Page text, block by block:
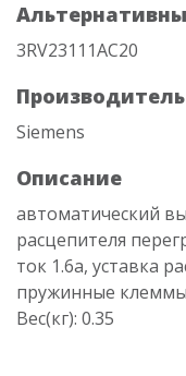
3RV23111AC20
Производитель
Siemens
Описание
автоматический
расцепителя
ток 1.6a, уставка
пружинные
Вес(кг): 0.35